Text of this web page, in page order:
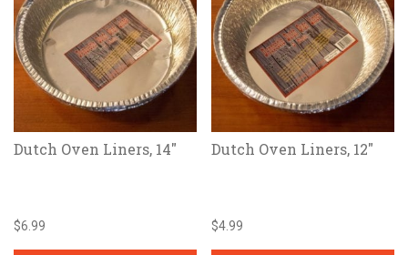
Dutch Oven Liners, 14″
$6.99
Dutch Oven Liners, 12″
$4.99